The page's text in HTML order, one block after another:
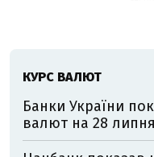
КУРС ВАЛЮТ
Банки України
валют на 28 липня